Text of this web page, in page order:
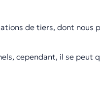
de tiers, dont nous
cependant, il se peut